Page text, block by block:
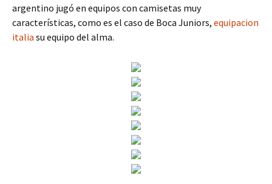
argentino jugó en equipos con camisetas muy
características, como es el caso de Boca Juniors, equipacion
italia su equipo del alma.